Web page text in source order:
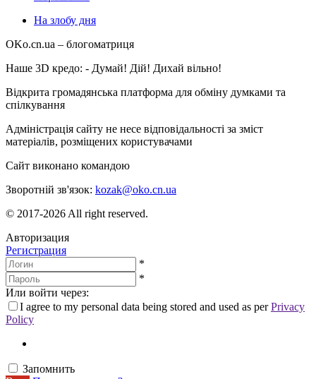
На злобу дня
OKo.cn.ua – блогоматриця
Наше 3D кредо: - Думай! Дій! Дихай вільно!
Відкрита громадянська платформа для обміну думками та
спілкування
Адміністрація сайту не несе відповідальності за зміст
матеріалів, розміщених користувачами
Сайт виконано командою
Зворотній зв'язок: kozak@oko.cn.ua
© 2017-2026 All right reserved.
Авторизация
Регистрация
*
*
Или войти через:
I agree to my personal data being stored and used as perPrivacy
Policy
Запомнить